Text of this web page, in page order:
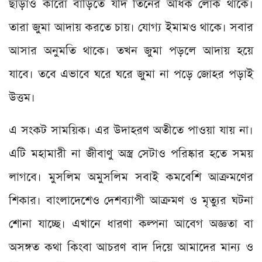
ছাড়াও কারো বাড়িতে যদি তিনের অধিক লোক থাকে।
তারা জুমা আদায় করতে চায়। যোগ্য ইমামও থাকে। সবার
আসার অনুমতি থাকে। তখন জুমা পড়লে আদায় হয়ে
যাবে। তবে এভাবে ঘরে ঘরে জুমা না পড়ে জোহর পড়াই
উত্তম।
এ সংকট সাময়িক। এর উদাহরণ অতীতে পাওয়া যায় না।
এটি মহামারী না জীবাণু অস্ত্র সেটাও পরিষ্কার হতে সময়
লাগবে। মুসলিম অমুসলিম সবাই কমবেশি আক্রমণের
শিকার। বাংলাদেশেও দেশব্যাপী আক্রমণ ও মৃত্যুর ঘটনা
শোনা যাচ্ছে। এখানে ধারণা কল্পনা আবেগ অজ্ঞতা বা
অসঙ্গত কথা কিংবা আচরণ বাদ দিয়ে আমাদের মান্য ও